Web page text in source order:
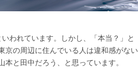
われています。しかし、「本当？」と
京の周辺に住んでいる人は違和感がない
と田中だろう、と思っています。